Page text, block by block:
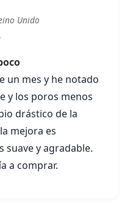
Unido
un mes y he notado
y los poros menos
drástico de la
mejora es
suave y agradable.
a comprar.